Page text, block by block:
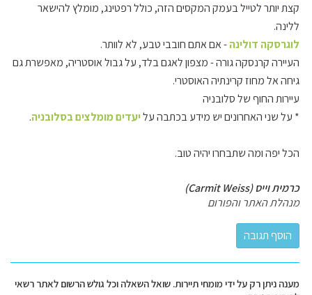
קצת יותר לטייל בעמק המקסים הזה, כולל רפטינג, מומלץ להישאר
ללינה.
לוגרסקה דולינה- אם אתם חובבי טבע, לא לוותר.
העיירה קרנסקה גורה - מצפון לאגם בלד, על גבול אוסטריה, מאפשרת גם
גיחה אל מחוז קרינתיה האוסטרי.
עיירות החוף של סלובניה
* על שני האחרונים יש מידע בכתבה עליעדים מומלצים בסלובניה.
הכל יפה ומה שתבחרו יהיה טוב.
כרמית וייס (Carmit Weiss)
מנהלת האתר והפורום
מענה ניתן רק על ידי מומחי תיירות. שואל השאלה וכל גולש הרשום לאתר רשאי